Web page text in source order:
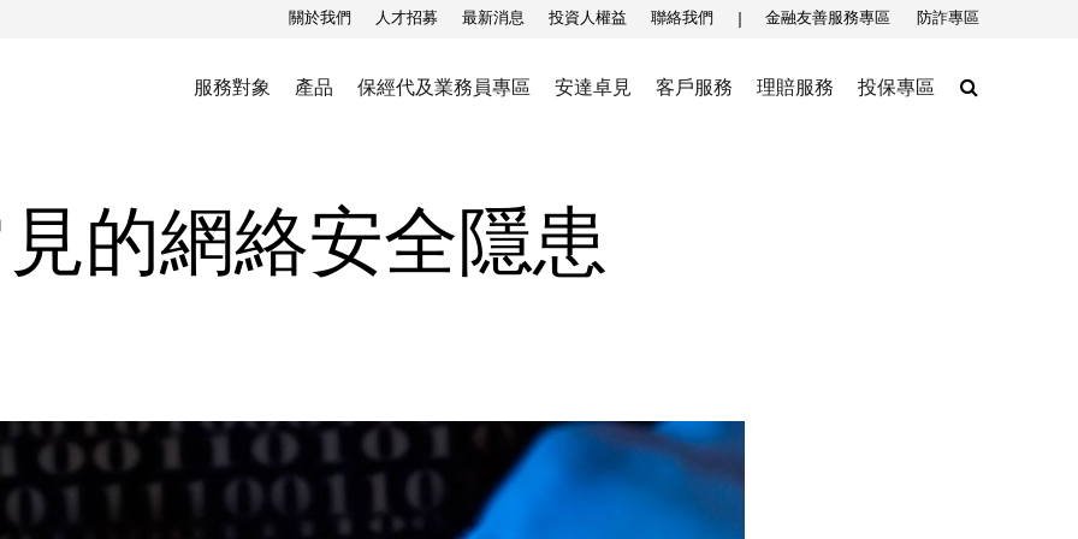
關於我們 人才招募 最新消息 投資人權益 聯絡我們 金融友善服務專區 防詐專區
服務對象 產品 保經代及業務員專區 安達卓見 客戶服務 理賠服務 投保專區 Search
見的網絡安全隱患